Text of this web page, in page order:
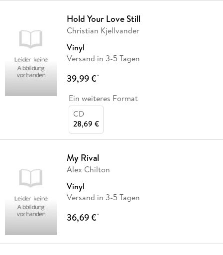
Hold Your Love Still
Christian Kjellvander
Vinyl
Versand in 3-5 Tagen
39,99 €*
Ein weiteres Format
CD
28,69 €
My Rival
Alex Chilton
Vinyl
Versand in 3-5 Tagen
36,69 €*